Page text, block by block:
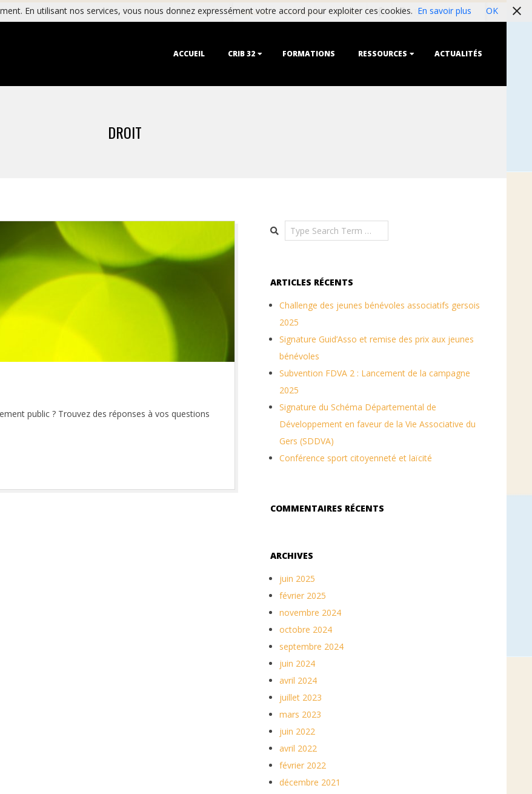
Actualités Partenaires Contact Search
ACCUEIL CRIB 32 FORMATIONS RESSOURCES ACTUALITÉS
DROIT
public ? Trouvez des réponses à vos questions
Search
ARTICLES RÉCENTS
Challenge des jeunes bénévoles associatifs gersois
2025
Signature Guid’Asso et remise des prix aux jeunes
bénévoles
Subvention FDVA 2 : Lancement de la campagne
2025
Signature du Schéma Départemental de
Développement en faveur de la Vie Associative du
Gers (SDDVA)
Conférence sport citoyenneté et laïcité
COMMENTAIRES RÉCENTS
ARCHIVES
juin 2025
février 2025
novembre 2024
octobre 2024
septembre 2024
juin 2024
avril 2024
juillet 2023
mars 2023
juin 2022
avril 2022
février 2022
décembre 2021
En utilisant nos services, vous nous donnez expressément votre accord pour exploiter ces cookies. En savoir plus OK